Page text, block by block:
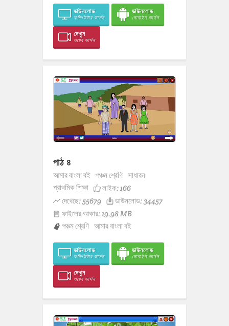
ডাউনলোড
কম্পিউটার ভার্সন
ডাউনলোড
মোবাইল ভার্সন
দেখুন
ওয়েব ভার্সন
পাঠ ৪
আমার বাংলা বই পঞ্চম শ্রেণি সাধারন
প্রাথমিক শিক্ষা
লাইক:166
দেখেছে: 55679
ডাউনলোড: 34457
ফাইলের আকার: 19.98 MB
পঞ্চম শ্রেণি আমার বাংলা বই
ডাউনলোড
কম্পিউটার ভার্সন
ডাউনলোড
মোবাইল ভার্সন
দেখুন
ওয়েব ভার্সন